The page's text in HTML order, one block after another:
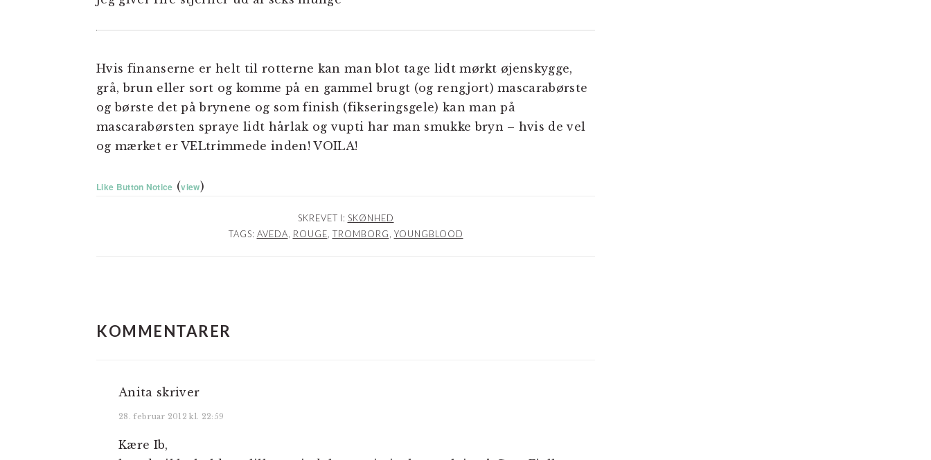
Hvis finanserne er helt til rotterne kan man blot tage lidt mørkt øjenskygge,
grå, brun eller sort og komme på en gammel brugt (og rengjort) mascarabørste
og børste det på brynene og som finish (fikseringsgele) kan man på
mascarabørsten spraye lidt hårlak og vupti har man smukke bryn – hvis de vel
og mærket er VELtrimmede inden! VOILA!
Like Button Notice (view)
SKREVET I: SKØNHED
TAGS: AVEDA ROUGE TROMBORG YOUNGBLOOD
KOMMENTARER
Anita skriver
28. februar 2012 kl. 22:59
Kære Ib,